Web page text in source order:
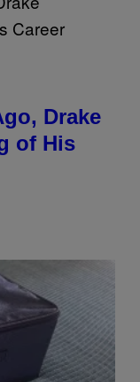
Drake
of His